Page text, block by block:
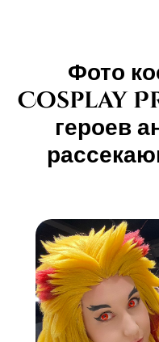
Фото
Cosplay
героев